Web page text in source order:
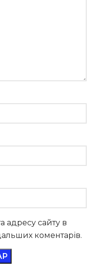
адресу сайту в
коментарів.